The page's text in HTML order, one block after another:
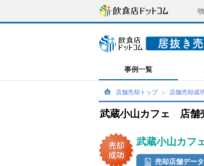
事例一覧
店舗売却トップ 店舗売却成
武蔵小山カフェ 店舗
武蔵小山カフ
売却店舗データ